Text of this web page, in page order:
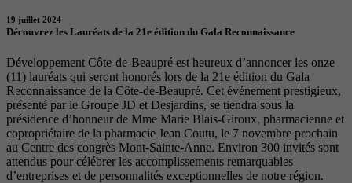
19 juillet 2024
Découvrez les Lauréats de la 21e édition du Gala Reconnaissance
Développement Côte-de-Beaupré est heureux d’annoncer les onze
(11) lauréats qui seront honorés lors de la 21e édition du Gala
Reconnaissance de la Côte-de-Beaupré. Cet événement prestigieux,
présenté par le Groupe JD et Desjardins, se tiendra sous la
présidence d’honneur de Mme Marie Blais-Giroux, pharmacienne et
copropriétaire de la pharmacie Jean Coutu, le 7 novembre prochain
au Centre des congrès Mont-Sainte-Anne. Environ 300 invités sont
attendus pour célébrer les accomplissements remarquables
d’entreprises et de personnalités exceptionnelles de notre région.